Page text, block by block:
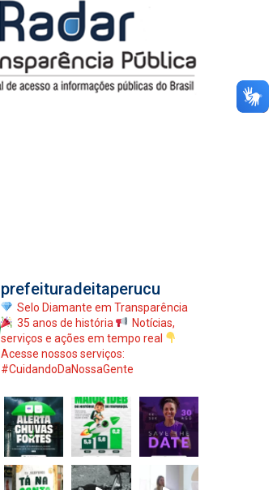
prefeituradeitaperucu
Selo Diamante em Transparência
35 anos de história
Notícias,
serviços e ações em tempo real
Acesse nossos serviços:
#CuidandoDaNossaGente